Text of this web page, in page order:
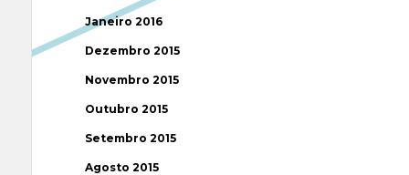
Janeiro 2016
Dezembro 2015
Novembro 2015
Outubro 2015
Setembro 2015
Agosto 2015